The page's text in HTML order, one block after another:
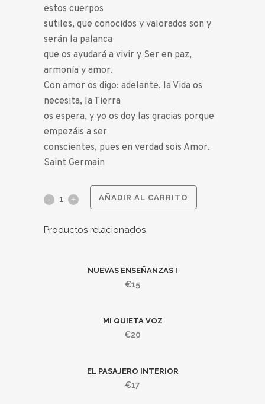
estos cuerpos
sutiles, que conocidos y valorados son y
serán la palanca
que os ayudará a vivir y Ser en paz,
armonía y amor.
Con amor os digo: adelante, la Vida os
necesita, la Tierra
os espera, y yo os doy las gracias porque
empezáis a ser
conscientes, pues en verdad sois Amor.
Saint Germain
AÑADIR AL CARRITO
Productos relacionados
NUEVAS ENSEÑANZAS I
€15
MI QUIETA VOZ
€20
EL PASAJERO INTERIOR
€17